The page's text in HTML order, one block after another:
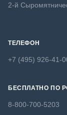
2-й
ТЕЛЕФОН
+7 (495) 926-41-
БЕСПЛАТНО ПО
8-800-700-5203